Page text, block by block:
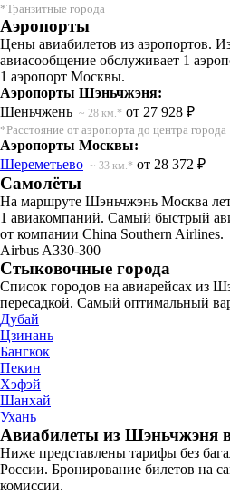
*Транзитные города
Аэропорты
Цены авиабилетов из аэропортов.
авиасообщение обслуживает 1
1 аэропорт Москвы.
Аэропорты Шэньчжэня:
Шеньчжень ~ 28 км.* от 27 928 ₽
*Расстояние от аэропорта до центра города
Аэропорты Москвы:
Шереметьево ~ 33 км.* от 28 372 ₽
Самолёты
На маршруте Шэньчжэнь Москва
1 авиакомпаний. Самый быстрый
от компании China Southern Airlines.
Airbus A330-300
Стыковочные города
Список городов на авиарейсах из
пересадкой. Самый оптимальный
Дубай
Цзинань
Бангкок
Пекин
Хэфэй
Шанхай
Ухань
Авиабилеты из Шэньчжэня
Ниже представлены тарифы без
России. Бронирование билетов на
комиссии.